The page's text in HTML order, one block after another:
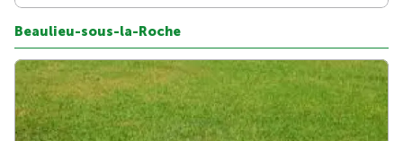
Beaulieu-sous-la-Roche